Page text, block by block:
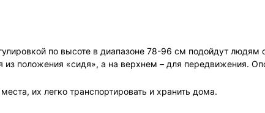
по высоте в диапазоне 78-96 см подойдут
из положения «сидя», а на верхнем – для передвижения.
их легко транспортировать и хранить дома.